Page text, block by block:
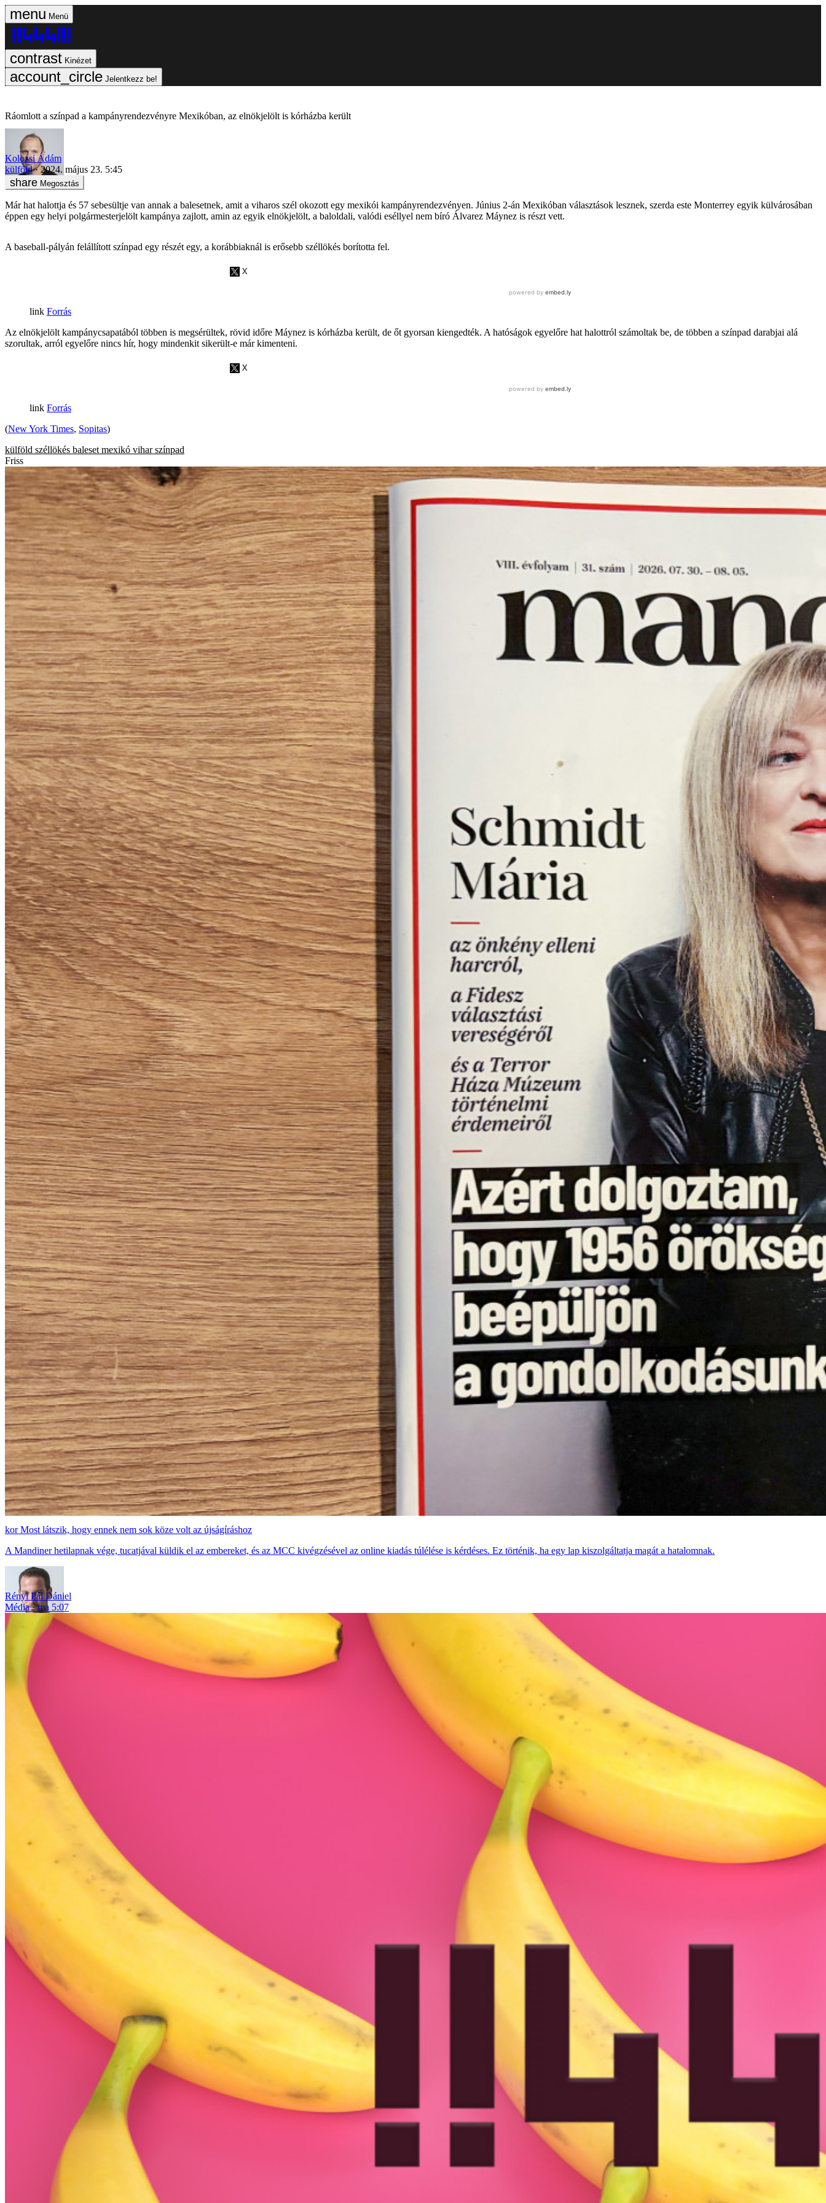
Menü
Kinézet
Jelentkezz be!
Ráomlott a színpad a kampányrendezvényre Mexikóban, az elnökjelölt is kórházba került
Kolozsi Ádám
külföld
2024. május 23. 5:45
Megosztás
Már hat halottja és 57 sebesültje van annak a balesetnek, amit a viharos szél okozott egy mexikói kampányrendezvényen. Június 2-án Mexikóban választások lesznek, szerda este Monterrey egyik külvárosában
éppen egy helyi polgármesterjelölt kampánya zajlott, amin az egyik elnökjelölt, a baloldali, valódi eséllyel nem bíró Álvarez Máynez is részt vett.
A baseball-pályán felállított színpad egy részét egy, a korábbiaknál is erősebb széllökés borította fel.
Forrás
Az elnökjelölt kampánycsapatából többen is megsérültek, rövid időre Máynez is kórházba került, de őt gyorsan kiengedték. A hatóságok egyelőre hat halottról számoltak be, de többen a színpad darabjai alá
szorultak, arról egyelőre nincs hír, hogy mindenkit sikerült-e már kimenteni.
Forrás
(New York Times, Sopitas)
külföld széllökés baleset mexikó vihar színpad
Friss
Most látszik, hogy ennek nem sok köze volt az újságíráshoz
A Mandiner hetilapnak vége, tucatjával küldik el az embereket, és az MCC kivégzésével az online kiadás túlélése is kérdéses. Ez történik, ha egy lap kiszolgáltatja magát a hatalomnak.
Rényi Pál Dániel
Média
ma 5:07